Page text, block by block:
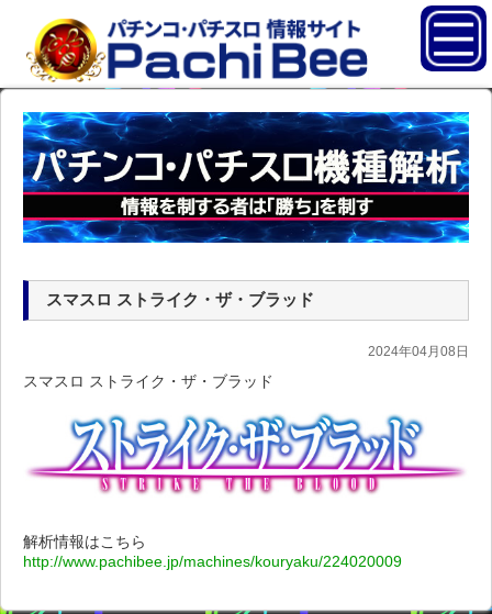
スマスロ ストライク・ザ・ブラッド
2024年04月08日
スマスロ ストライク・ザ・ブラッド
解析情報はこちら
http://www.pachibee.jp/machines/kouryaku/224020009